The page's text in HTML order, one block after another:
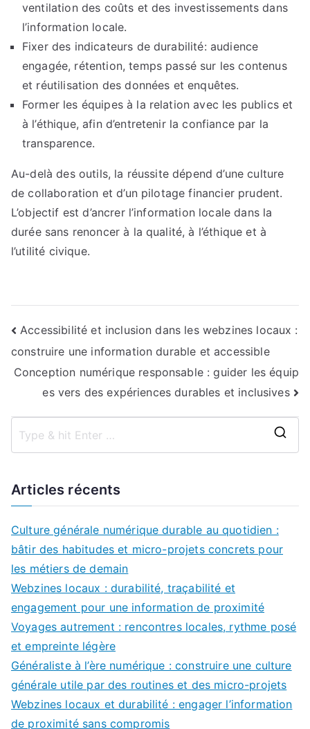
ventilation des coûts et des investissements dans
l’information locale.
Fixer des indicateurs de durabilité: audience
engagée, rétention, temps passé sur les contenus
et réutilisation des données et enquêtes.
Former les équipes à la relation avec les publics et
à l’éthique, afin d’entretenir la confiance par la
transparence.
Au-delà des outils, la réussite dépend d’une culture
de collaboration et d’un pilotage financier prudent.
L’objectif est d’ancrer l’information locale dans la
durée sans renoncer à la qualité, à l’éthique et à
l’utilité civique.
Navigation
de
l’article
Accessibilité et inclusion dans les webzines locaux :
construire une information durable et accessible
Conception numérique responsable : guider les équip
es vers des expériences durables et inclusives
Articles récents
Culture générale numérique durable au quotidien :
bâtir des habitudes et micro-projets concrets pour
les métiers de demain
Webzines locaux : durabilité, traçabilité et
engagement pour une information de proximité
Voyages autrement : rencontres locales, rythme posé
et empreinte légère
Généraliste à l’ère numérique : construire une culture
générale utile par des routines et des micro-projets
Webzines locaux et durabilité : engager l’information
de proximité sans compromis